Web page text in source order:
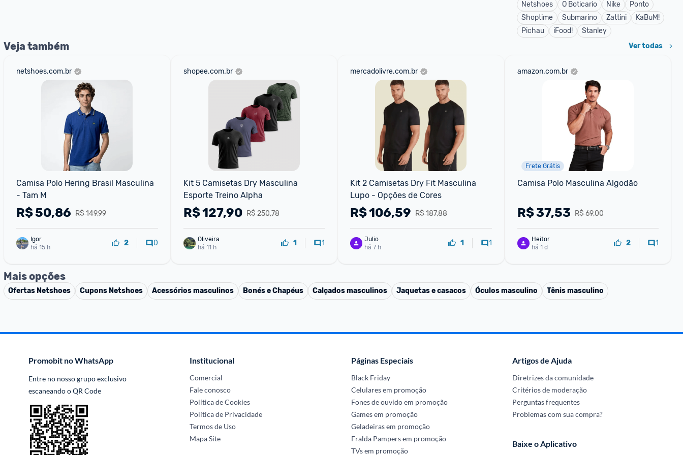
Netshoes
O Boticario Nike
Ponto
Shoptime
Submarino Zattini
KaBuM!
Pichau
iFood! Stanley
Veja também Ver todas
netshoes.com.br
Camisa Polo Hering Brasil Masculina
- Tam M
R$ 149,99
R$50,86
Igor
há 15 h
2 0
shopee.com.br
Kit 5 Camisetas Dry Masculina
Esporte Treino Alpha
R$ 250,78
R$127,90
há 11 h
1 1
mercadolivre.com.br
Kit 2 Camisetas Dry Fit Masculina
Lupo - Opções de Cores
R$ 187,88
R$106,59
Julio
há 7 h
1 1
amazon.com.br
Frete Grátis
Camisa Polo Masculina Algodão
R$ 69,00
R$37,53
Heitor
há 1 d
2 1
Mais opções
Ofertas Netshoes Cupons Netshoes Acessórios masculinos Bonés e Chapéus Calçados masculinos Jaquetas e casacos Óculos masculino Tênis masculino
Promobit no WhatsApp
Entre no nosso grupo exclusivo
escaneando o QR Code
Institucional
Comercial
Fale conosco
Política de Cookies
Política de Privacidade
Termos de Uso
Mapa Site
Páginas Especiais
Black Friday
Celulares em promoção
Fones de ouvido em promoção
Games em promoção
Geladeiras em promoção
Fralda Pampers em promoção
TVs em promoção
Artigos de Ajuda
Diretrizes da comunidade
Critérios de moderação
Perguntas frequentes
Problemas com sua compra?
Baixe o Aplicativo